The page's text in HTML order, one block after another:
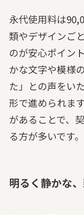
永代使用料は
類やデザインご
のが安心ポイン
かな文字や模様
た」との声をい
形で進められま
があることで、
る方が多いです。
明るく静かな